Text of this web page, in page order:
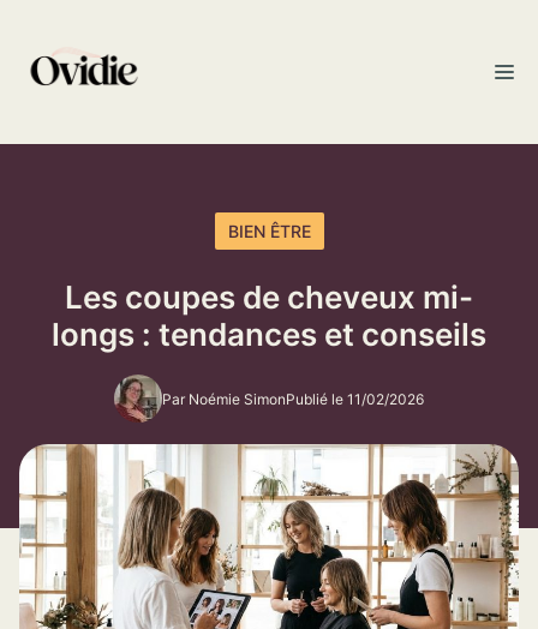
contenu
BIEN ÊTRE
Les coupes de cheveux mi-
longs : tendances et conseils
Par Noémie SimonPublié le 11/02/2026